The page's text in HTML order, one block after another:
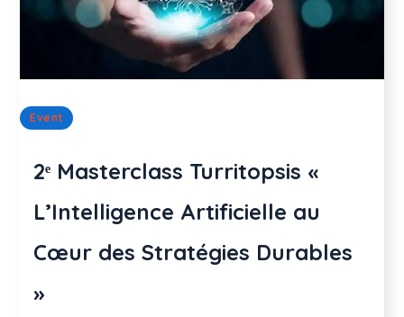
Event
2ᵉ Masterclass Turritopsis «
L’Intelligence Artificielle au
Cœur des Stratégies Durables
»